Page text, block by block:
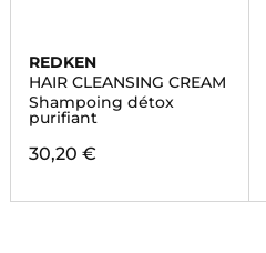
REDKEN
HAIR CLEANSING CREAM
Shampoing détox
purifiant
30,20 €